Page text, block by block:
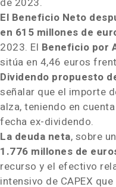
El Beneficio Neto
en 615 millones de
2023. El Beneficio por
sitúa en 4,46 euros
Dividendo propuesto
señalar que el importe
alza, teniendo en
fecha ex-dividendo.
La deuda neta, sobre
1.776 millones de
recurso y el efectivo
intensivo de CAPEX